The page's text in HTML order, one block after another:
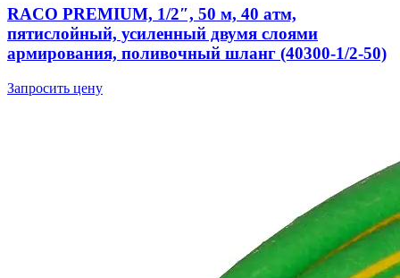
RACO PREMIUM, 1/2″, 50 м, 40 атм,
пятислойный, усиленный двумя слоями
армирования, поливочный шланг (40300-1/2-50)
Запросить цену